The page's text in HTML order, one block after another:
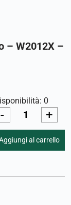
– W2012X –
0
- +
al carrello